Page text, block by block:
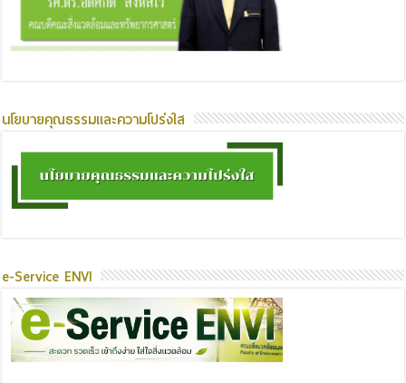
นโยบายคุณธรรมและความโปร่งใส
e-Service ENVI